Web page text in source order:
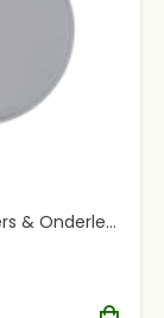
Accessoires - Eten & Drinken - Staanders & Onderleggers